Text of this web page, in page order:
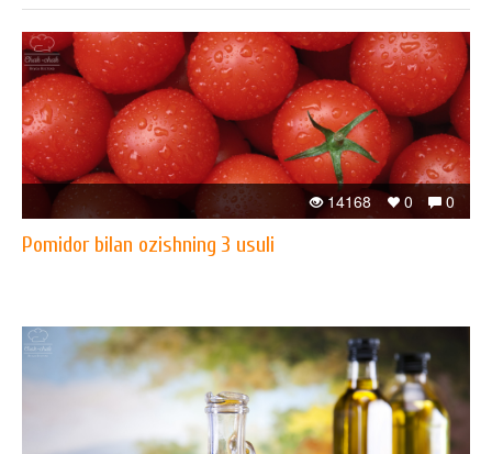
0
0
14168
Pomidor bilan ozishning 3 usuli